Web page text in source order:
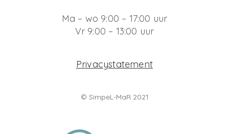
Ma – wo 9:00 – 17:00 uur
Vr 9:00 – 13:00 uur
Privacystatement
© SimpeL-MaR 2021